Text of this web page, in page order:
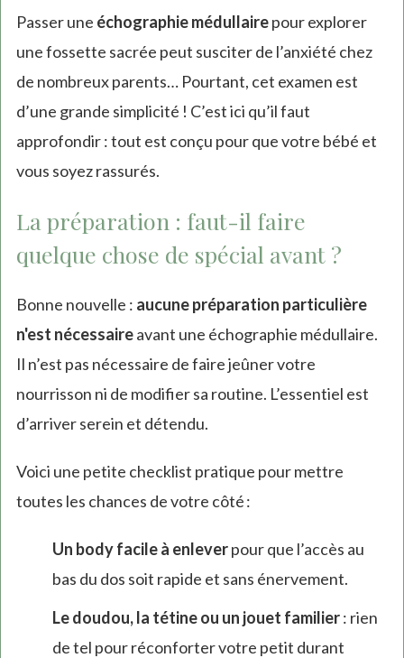
Passer une échographie médullairepour explorer
une fossette sacrée peut susciter de l’anxiété chez
de nombreux parents… Pourtant, cet examen est
d’une grande simplicité ! C’est ici qu’il faut
approfondir : tout est conçu pour que votre bébé et
vous soyez rassurés.
La préparation : faut-il faire
quelque chose de spécial avant ?
Bonne nouvelle : aucune préparation particulière
n'est nécessaireavant une échographie médullaire.
Il n’est pas nécessaire de faire jeûner votre
nourrisson ni de modifier sa routine. L’essentiel est
d’arriver serein et détendu.
Voici une petite checklist pratique pour mettre
toutes les chances de votre côté :
Un body facile à enleverpour que l’accès au
bas du dos soit rapide et sans énervement.
Le doudou, la tétine ou un jouet familier: rien
de tel pour réconforter votre petit durant